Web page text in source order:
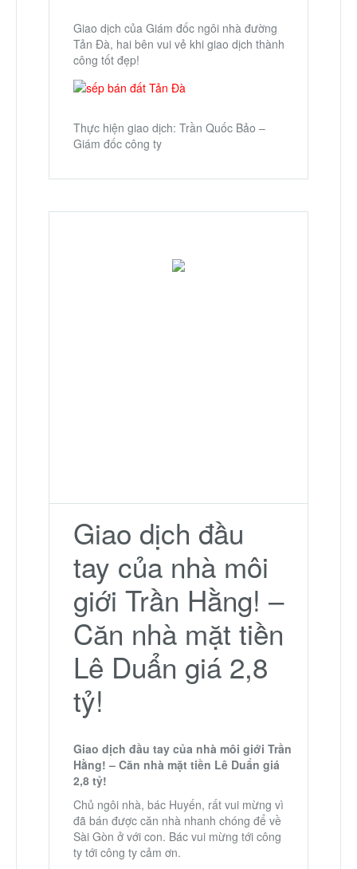
Loại BĐS khác
Nhà đất cho thuê
Giao dịch của Giám đốc ngôi nhà đường
Tản Đà, hai bên vui vẻ khi giao dịch thành
công tốt đẹp!
Thực hiện giao dịch: Trần Quốc Bảo –
Giám đốc công ty
Giao dịch đầu
tay của nhà môi
giới Trần Hằng! –
Căn nhà mặt tiền
Lê Duẩn giá 2,8
tỷ!
Giao dịch đầu tay của nhà môi giới Trần
Hằng! – Căn nhà mặt tiền Lê Duẩn giá
2,8 tỷ!
Chủ ngôi nhà, bác Huyến, rất vui mừng vì
đã bán được căn nhà nhanh chóng để về
Sài Gòn ở với con. Bác vui mừng tới công
ty tới công ty cảm ơn.